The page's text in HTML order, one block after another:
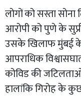
लोगों को सस्ता सोना
आरोपी को पुणे के
उसके खिलाफ मुंबई के
आपराधिक
कोविड की
हालांकि गिरोह के